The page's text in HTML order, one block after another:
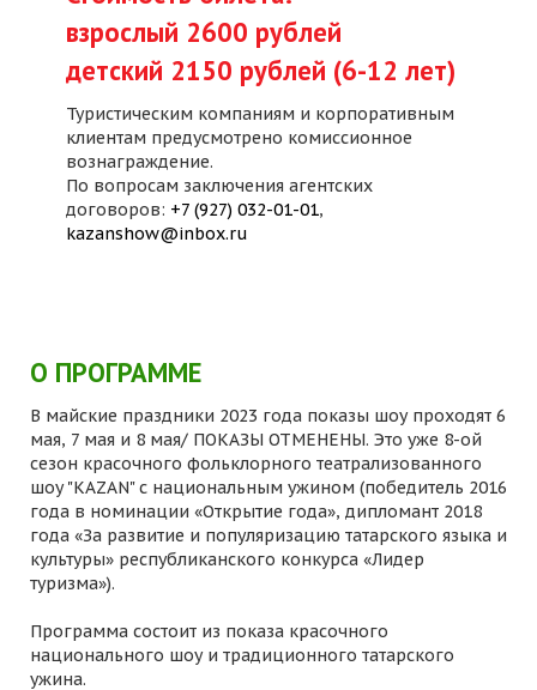
взрослый 2600 рублей
детский 2150 рублей (6-12 лет)
Туристическим компаниям и корпоративным
клиентам предусмотрено комиссионное
вознаграждение.
По вопросам заключения агентских
договоров: +7 (927) 032-01-01,
kazanshow@inbox.ru
О ПРОГРАММЕ
В майские праздники 2023 года показы шоу проходят 6
мая, 7 мая и 8 мая/ ПОКАЗЫ ОТМЕНЕНЫ. Это уже 8-ой
сезон красочного фольклорного театрализованного
шоу "KAZAN" с национальным ужином (победитель 2016
года в номинации «Открытие года», дипломант 2018
года «За развитие и популяризацию татарского языка и
культуры» республиканского конкурса «Лидер
туризма»).
Программа состоит из показа красочного
национального шоу и традиционного татарского
ужина.